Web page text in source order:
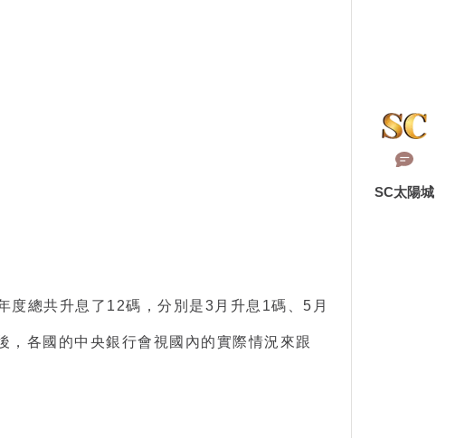
SC太陽城
總共升息了12碼，分別是3月升息1碼、5月
各國的中央銀行會視國內的實際情況來跟